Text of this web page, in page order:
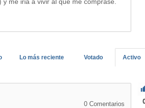
Activo
Votado
Lo más reciente
0 Comentarios